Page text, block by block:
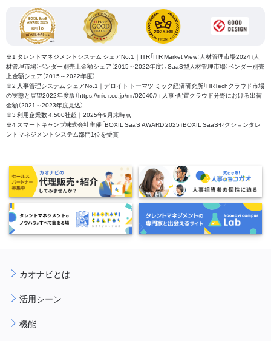
※1 タレントマネジメントシステム シェアNo.1｜ITR「ITR Market View：人材管理市場2024」人
材管理市場：ベンダー別売上金額シェア（2015～2022年度）、SaaS型人材管理市場：ベンダー別売
上金額シェア（2015～2022年度）
※2 人事管理システム シェアNo.1｜デロイト トーマツ ミック経済研究所「HRTechクラウド市場
の実態と展望2022年度版（https://mic-r.co.jp/mr/02640/）」 人事・配置クラウド分野における出荷
金額（2021～2023年度見込）
※3 利用企業数 4,500社超｜2025年9月末時点
※4 スマートキャンプ株式会社主催「BOXIL SaaS AWARD 2025」BOXIL SaaSセクションタレ
ントマネジメントシステム部門1位を受賞
カオナビとは
活用シーン
機能